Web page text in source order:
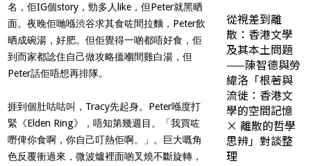
名，佢IG個story，勁多人like，但Peter就黑晒
面。夜晚佢哋喺渋谷求其食咗間拉麵，Peter飲
晒成碗湯，好肥。但佢覺得一啲都唔好食，佢
到而家都諗住自己做攻略搵嗰間雞白湯，但
Peter話佢唔想再排隊。
捱到個肚咕咕叫，Tracy先起身。Peter喺度打
緊《Elden Ring》，唔知第幾週目。「我買咗
嘢俾你食啊，你自己叮熱佢啊。」。巨大嘅角
色反覆衝過來，微波爐裡面啲叉燒不斷旋轉，
從視差到離
散：香港文學
及其本土問題
——陳智德與勞
緯洛「根著與
流徙：香港文
學的空間記憶
× 離散的哲學
思辨」對談整
理